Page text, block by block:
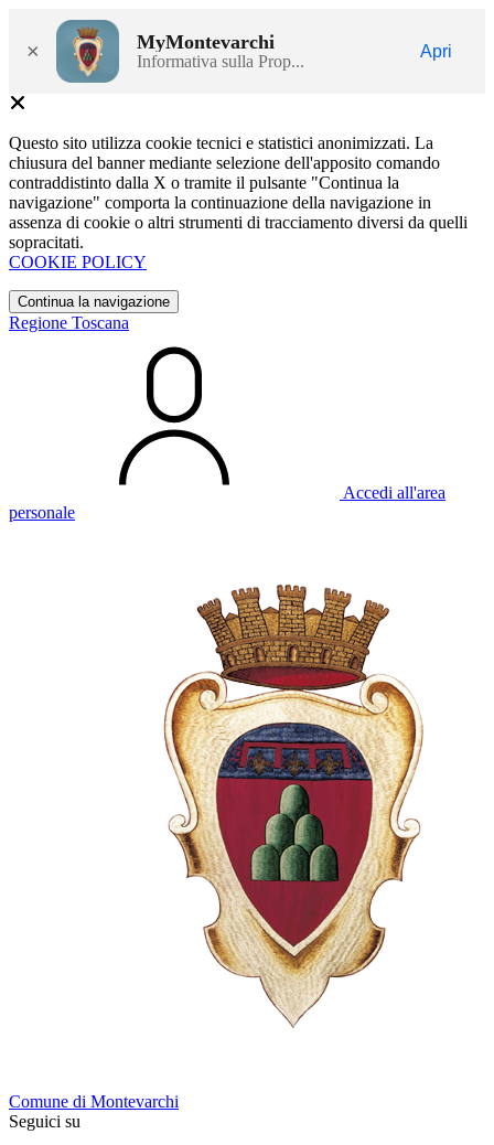
× MyMontevarchi
Informativa sulla Prop...
Apri
Questo sito utilizza cookie tecnici e statistici anonimizzati. La
chiusura del banner mediante selezione dell'apposito comando
contraddistinto dalla X o tramite il pulsante "Continua la
navigazione" comporta la continuazione della navigazione in
assenza di cookie o altri strumenti di tracciamento diversi da quelli
sopracitati.
COOKIE POLICY
Continua la navigazione
Regione Toscana
Accedi all'area
personale
Comune di Montevarchi
Seguici su